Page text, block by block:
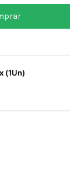
(1Un)